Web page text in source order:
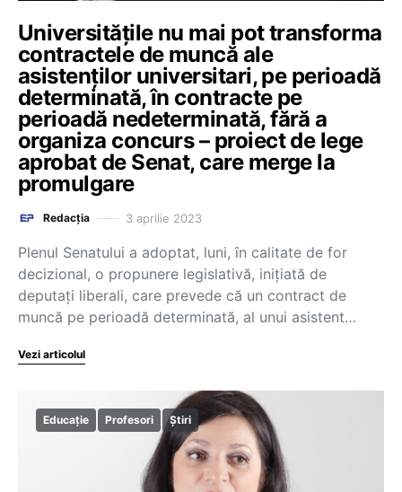
Universitățile nu mai pot transforma
contractele de muncă ale
asistenților universitari, pe perioadă
determinată, în contracte pe
perioadă nedeterminată, fără a
organiza concurs – proiect de lege
aprobat de Senat, care merge la
promulgare
Redacția 3 aprilie 2023
Plenul Senatului a adoptat, luni, în calitate de for
decizional, o propunere legislativă, iniţiată de
deputaţi liberali, care prevede că un contract de
muncă pe perioadă determinată, al unui asistent…
Vezi articolul
Educație Profesori Știri